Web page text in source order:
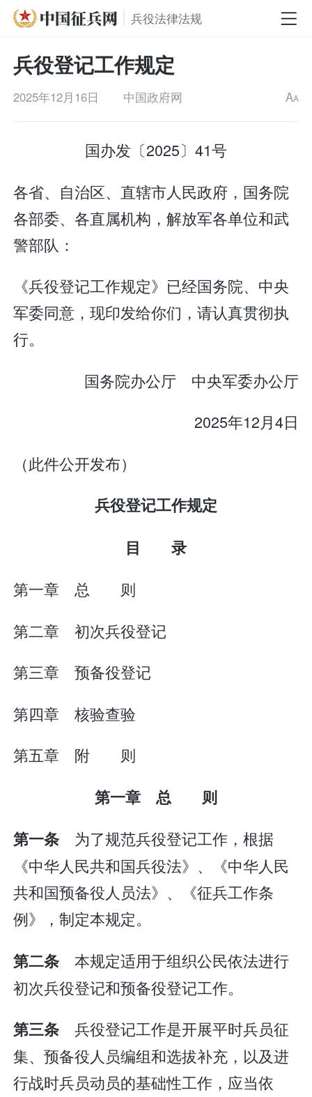
兵役法律法规
兵役登记工作规定
2025年12月16日 中国政府网 AA
国办发〔2025〕41号
各省、自治区、直辖市人民政府，国务院
各部委、各直属机构，解放军各单位和武
警部队：
《兵役登记工作规定》已经国务院、中央
军委同意，现印发给你们，请认真贯彻执
行。
国务院办公厅 中央军委办公厅
2025年12月4日
（此件公开发布）
兵役登记工作规定
目 录
第一章 总 则
第二章 初次兵役登记
第三章 预备役登记
第四章 核验查验
第五章 附 则
第一章 总 则
第一条 为了规范兵役登记工作，根据
《中华人民共和国兵役法》、《中华人民
共和国预备役人员法》、《征兵工作条
例》，制定本规定。
第二条本规定适用于组织公民依法进行
初次兵役登记和预备役登记工作。
第三条兵役登记工作是开展平时兵员征
集、预备役人员编组和选拔补充，以及进
行战时兵员动员的基础性工作，应当依